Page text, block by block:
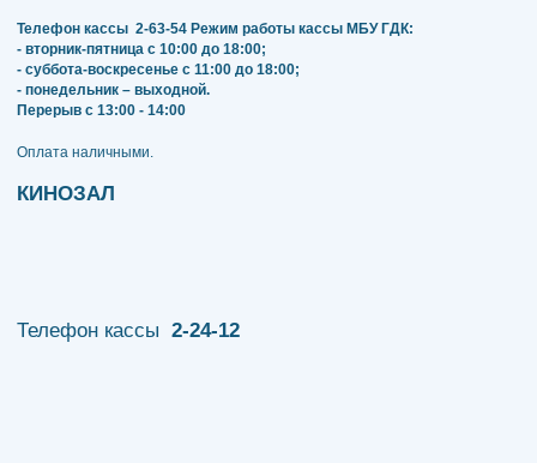
Телефон кассы 2-63-54 Режим работы кассы МБУ ГДК:
- вторник-пятница с 10:00 до 18:00;
- суббота-воскресенье с 11:00 до 18:00;
- понедельник – выходной.
Перерыв с 13:00 - 14:00
​​​​​​​Оплата наличными.
КИНОЗАЛ
Телефон кассы 2-24-12